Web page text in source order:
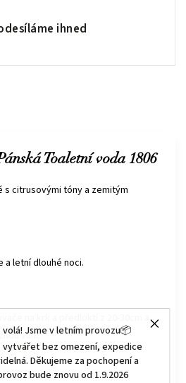
Jsme v letním provozu📦
bez omezení, expedice
Děkujeme za pochopení a
bude znovu od 1.9.2026
ihned
Toaletní voda 1806
s citrusovými tóny a zemitým
letní dlouhé noci.
vůni.